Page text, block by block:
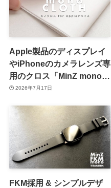
Apple製品のディスプレイ
やiPhoneのカメラレンズ専
用のクロス「MinZ mono
CLOTH」発売
2026年7月17日
FKM採用 & シンプルデザ